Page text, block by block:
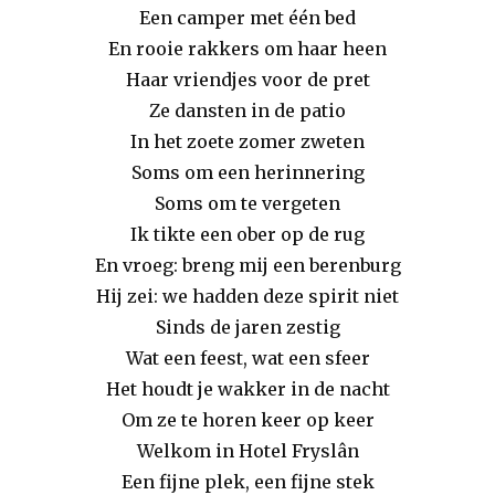
Een camper met één bed
En rooie rakkers om haar heen
Haar vriendjes voor de pret
Ze dansten in de patio
In het zoete zomer zweten
Soms om een herinnering
Soms om te vergeten
Ik tikte een ober op de rug
En vroeg: breng mij een berenburg
Hij zei: we hadden deze spirit niet
Sinds de jaren zestig
Wat een feest, wat een sfeer
Het houdt je wakker in de nacht
Om ze te horen keer op keer
Welkom in Hotel Fryslân
Een fijne plek, een fijne stek